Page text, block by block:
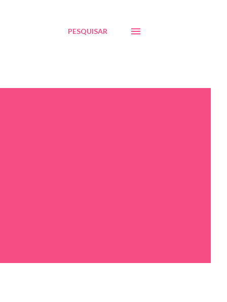
PESQUISAR